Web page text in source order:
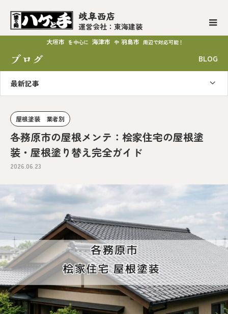
岐阜西店
運営会社：東海建装
大垣市 を中心に 海津市 や 羽島市 周辺で対応可能！
ブログ BLOG
最新記事
屋根塗装 業者別
各務原市の屋根メンテ：桧家住宅の屋根塗
装・屋根塗り替え完全ガイド
2026.06.23